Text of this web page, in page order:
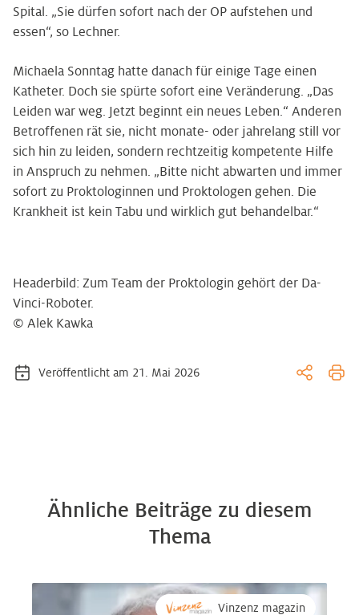
Spital. „Sie dürfen sofort nach der OP aufstehen und
essen“, so Lechner.
Michaela Sonntag hatte danach für einige Tage einen
Katheter. Doch sie spürte sofort eine Veränderung. „Das
Leiden war weg. Jetzt beginnt ein neues Leben.“ Anderen
Betroffenen rät sie, nicht monate- oder jahrelang still vor
sich hin zu leiden, sondern rechtzeitig kompetente Hilfe
in Anspruch zu nehmen. „Bitte nicht abwarten und immer
sofort zu Proktologinnen und Proktologen gehen. Die
Krankheit ist kein Tabu und wirklich gut behandelbar.“
Headerbild: Zum Team der Proktologin gehört der Da-
Vinci-Roboter.
© Alek Kawka
Veröffentlicht am 21. Mai 2026
Ähnliche Beiträge zu diesem
Thema
Vinzenz magazin